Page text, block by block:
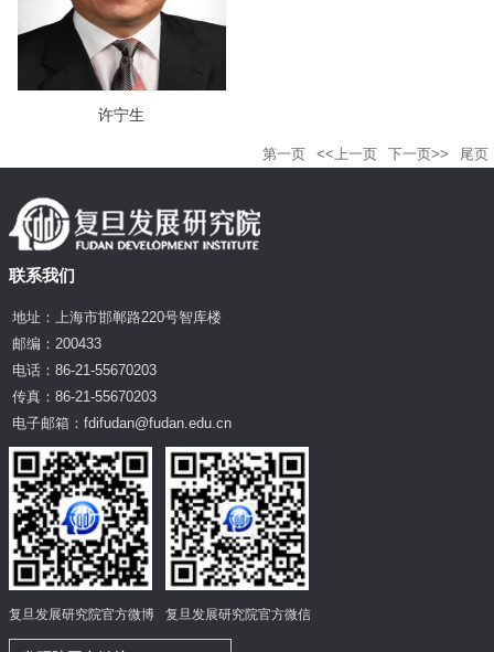
许宁生
第一页 <<上一页 下一页>> 尾页
联系我们
地址：上海市邯郸路220号智库楼
邮编：200433
电话：86-21-55670203
传真：86-21-55670203
电子邮箱：fdifudan@fudan.edu.cn
复旦发展研究院官方微博 复旦发展研究院官方微信